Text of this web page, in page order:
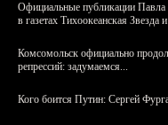
Официальные публикации Павла
в газетах Тихоокеанская
Комсомольск официально
репрессий: задумаемся...
Кого боится Путин: Сергей